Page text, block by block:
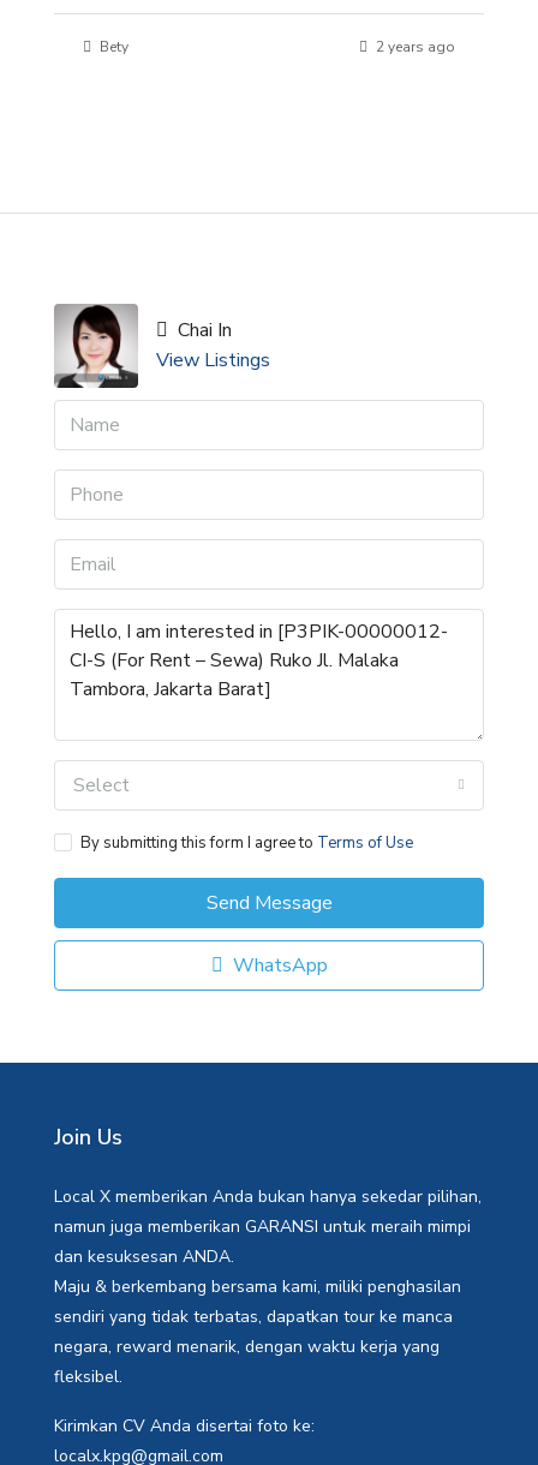
Bety 2 years ago
Chai In
View Listings
Select
By submitting this form I agree to Terms of Use
Send Message
WhatsApp
Join Us
Local X memberikan Anda bukan hanya sekedar pilihan,
namun juga memberikan GARANSI untuk meraih mimpi
dan kesuksesan ANDA.
Maju & berkembang bersama kami, miliki penghasilan
sendiri yang tidak terbatas, dapatkan tour ke manca
negara, reward menarik, dengan waktu kerja yang
fleksibel.
Kirimkan CV Anda disertai foto ke:
localx.kpg@gmail.com